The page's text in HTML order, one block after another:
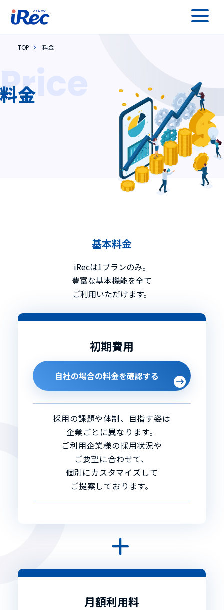
TOP 料金
Price
料金
基本料金
iRecは1プランのみ。
豊富な基本機能を全て
ご利用いただけます。
初期費用
自社の場合の料金を確認する
採用の課題や体制、目指す姿は
企業ごとに異なります。
ご利用企業様の採用状況や
ご要望に合わせて、
個別にカスタマイズして
ご提案しております。
月額利用料